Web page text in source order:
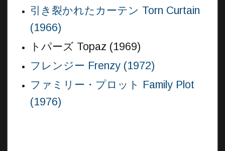
引き裂かれたカーテン Torn Curtain
(1966)
トパーズ Topaz (1969)
フレンジー Frenzy (1972)
ファミリー・プロット Family Plot
(1976)